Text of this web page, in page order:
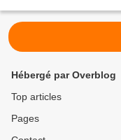
Hébergé par Overblog
Top articles
Pages